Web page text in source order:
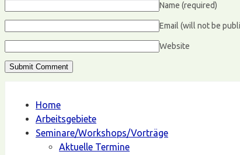
Name (required)
Email (will not be
Website
Home
Arbeitsgebiete
Seminare/Workshops/Vorträge
Aktuelle Termine